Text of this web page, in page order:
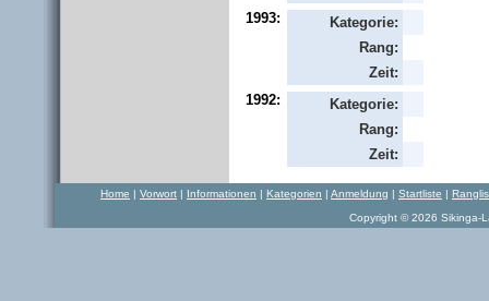
1993:
Kategorie:
Rang:
Zeit:
1992:
Kategorie:
Rang:
Zeit:
Home | Vorwort | Informationen | Kategorien | Anmeldung | Startliste |
Copyright © 2026 Sikinga-